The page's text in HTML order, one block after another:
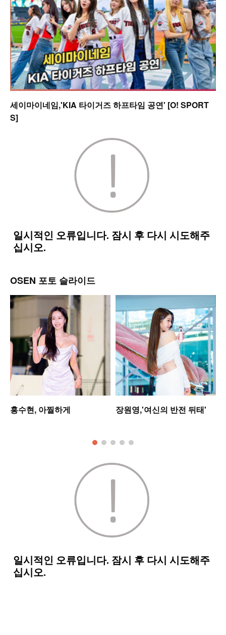
세이마이네임,'KIA 타이거즈 하프타임 공연' [O! SPORT
S]
OSEN 포토 슬라이드
홍수현, 아찔하게 장원영,'여신의 반전 뒤태'